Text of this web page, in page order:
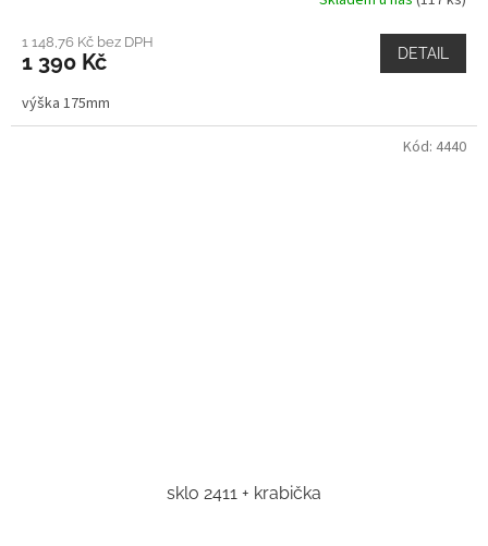
1 148,76 Kč bez DPH
1 390 Kč DETAIL
výška 175mm
sklo 2411 + krabička
Kód: 4440